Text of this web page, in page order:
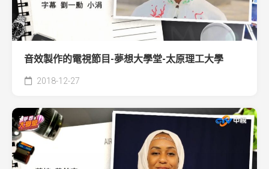
音效製作的電視節目-夢想大學堂-太原理工大學
2018-12-27